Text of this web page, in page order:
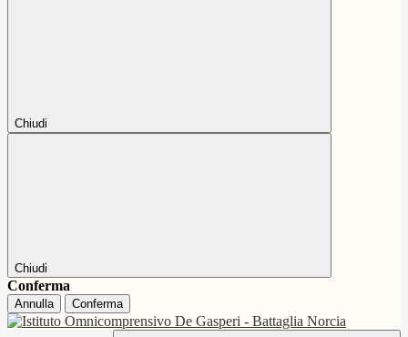
Chiudi
Chiudi
Conferma
Annulla Conferma